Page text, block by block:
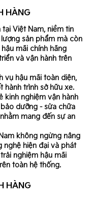
HÀNG
Việt Nam, niềm tin
sản phẩm mà còn
mãi chính hãng
và vận hành trên
vụ hậu mãi toàn diện,
hành trình sở hữu xe.
kinh nghiệm vận hành
dưỡng - sửa chữa
mang đến sự an
không ngừng nâng
nghệ hiện đại và phát
nghiệm hậu mãi
toàn hệ thống.
HÀNG